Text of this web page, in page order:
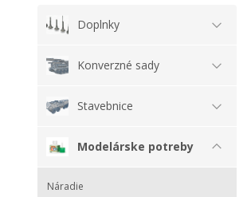
Doplnky
Konverzné sady
Stavebnice
Modelárske potreby
Náradie